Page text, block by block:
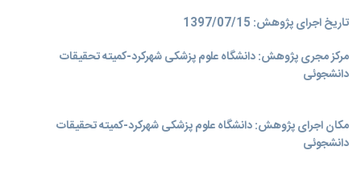
تاریخ اجرای پژوهش: 1397/07/15
مرکز مجری پژوهش: دانشگاه علوم پزشکی شهرکرد-کمیته تحقیقات
دانشجوئی
مکان اجرای پژوهش: دانشگاه علوم پزشکی شهرکرد-کمیته تحقیقات
دانشجوئی